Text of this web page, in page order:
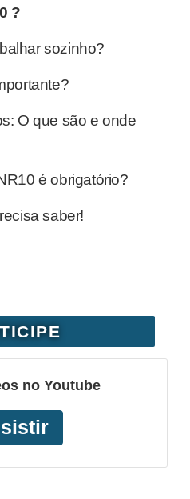
?
sozinho?
O que são e onde
é obrigatório?
saber!
no Youtube